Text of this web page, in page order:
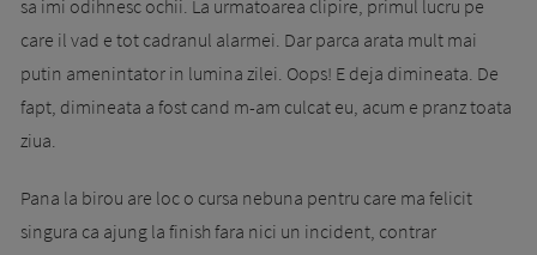
sa imi odihnesc ochii. La urmatoarea clipire, primul lucru pe
care il vad e tot cadranul alarmei. Dar parca arata mult mai
putin amenintator in lumina zilei. Oops! E deja dimineata. De
fapt, dimineata a fost cand m-am culcat eu, acum e pranz toata
ziua.
Pana la birou are loc o cursa nebuna pentru care ma felicit
singura ca ajung la finish fara nici un incident, contrar